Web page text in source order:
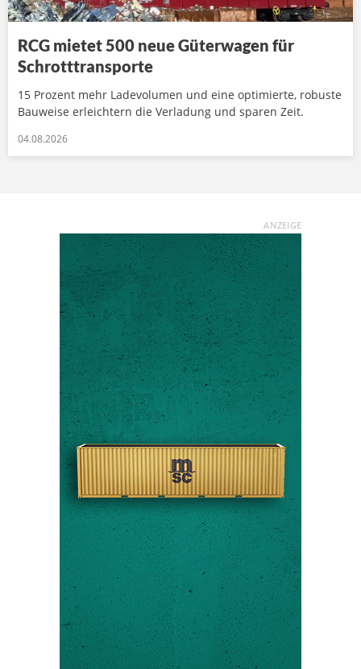
RCG mietet 500 neue Güterwagen für
Schrotttransporte
15 Prozent mehr Ladevolumen und eine optimierte, robuste
Bauweise erleichtern die Verladung und sparen Zeit.
04.08.2026
ANZEIGE